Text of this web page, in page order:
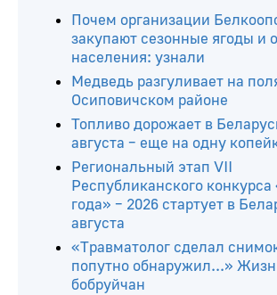
Почем организации
закупают сезонные ягоды и
населения: узнали
Медведь разгуливает на
Осиповичском районе
Топливо дорожает в
августа – еще на одну
Региональный этап VII
Республиканского
года» – 2026 стартует в
августа
«Травматолог сделал
попутно обнаружил...»
бобруйчан